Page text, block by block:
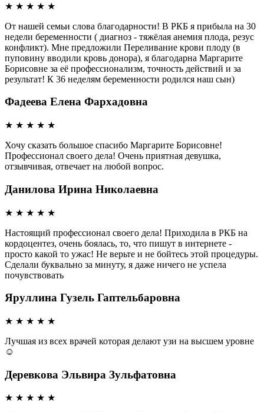
★ ★ ★ ★ ★
От нашей семьи слова благодарности! В РКБ я прибыла на 30
недели беременности ( диагноз - тяжёлая анемия плода, резус
конфликт). Мне предложили Переливание крови плоду (в
пуповину вводили кровь донора), я благодарна Маргарите
Борисовне за её профессионализм, точность действий и за
результат! К 36 неделям беременности родился наш сын)
Фадеева Елена Фархадовна
★ ★ ★ ★ ★
Хочу сказать большое спасибо Маргарите Борисовне!
Профессионал своего дела! Очень приятная девушка,
отзывчивая, отвечает на любой вопрос.
Данилова Ирина Николаевна
★ ★ ★ ★ ★
Настоящий профессионал своего дела! Приходила в РКБ на
кордоцентез, очень боялась, то, что пишут в интернете -
просто какой то ужас! Не верьте и не бойтесь этой процедуры.
Сделали буквально за минуту, я даже ничего не успела
почувствовать
Яруллина Гузель Гаптельбаровна
★ ★ ★ ★ ★
Лучшая из всех врачей которая делают узи на высшем уровне
☺️
Деревкова Эльвира Зульфатовна
★ ★ ★ ★ ★